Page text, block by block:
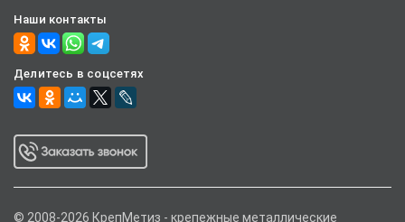
Наши контакты
Делитесь в соцсетях
© 2008-2026 КрепМетиз - крепежные металлические